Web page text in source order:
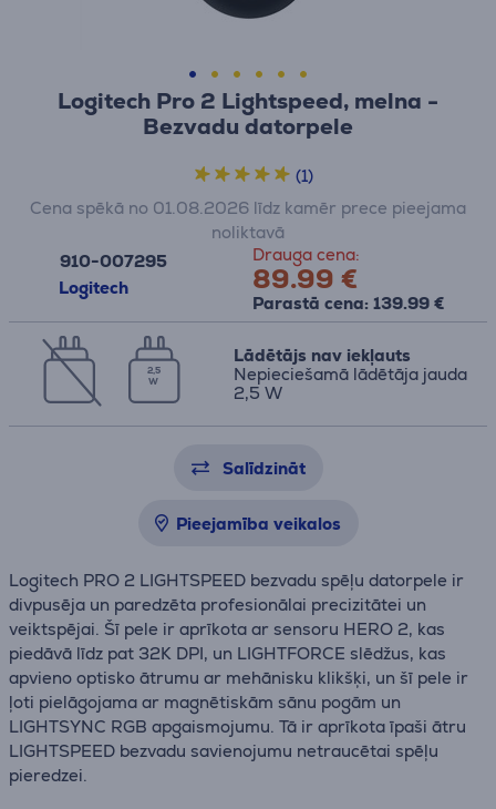
Logitech Pro 2 Lightspeed, melna -
Bezvadu datorpele
910-007295
Logitech
Drauga cena:
89.99 €
Parastā cena: 139.99 €
Cena spēkā no 01.08.2026 līdz kamēr prece pieejama
noliktavā
(1)
2,5
W
Lādētājs nav iekļauts
Nepieciešamā lādētāja jauda
2,5 W
Salīdzināt
Pieejamība veikalos
Logitech PRO 2 LIGHTSPEED bezvadu spēļu datorpele ir
divpusēja un paredzēta profesionālai precizitātei un
veiktspējai. Šī pele ir aprīkota ar sensoru HERO 2, kas
piedāvā līdz pat 32K DPI, un LIGHTFORCE slēdžus, kas
apvieno optisko ātrumu ar mehānisku klikšķi, un šī pele ir
ļoti pielāgojama ar magnētiskām sānu pogām un
LIGHTSYNC RGB apgaismojumu. Tā ir aprīkota īpaši ātru
LIGHTSPEED bezvadu savienojumu netraucētai spēļu
pieredzei.